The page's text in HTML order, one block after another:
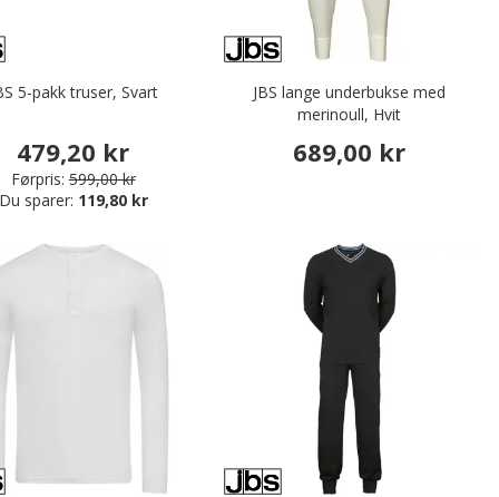
5-pakk truser, Svart
479,20 kr
Førpris: 599,00 kr
sparer: 119,80 kr
JBS lange underbukse med
merinoull, Hvit
689,00 kr